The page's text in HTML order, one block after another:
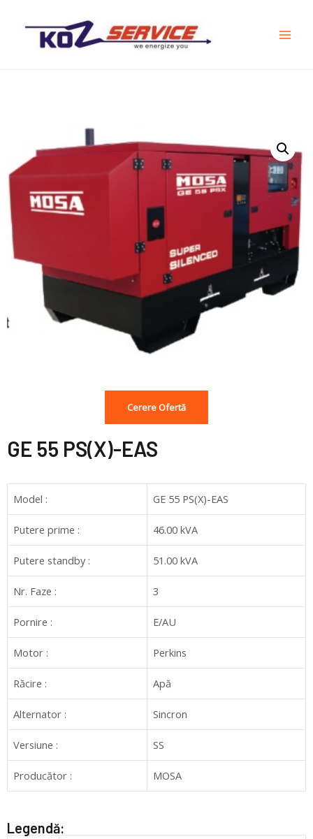
Cerere Ofertă
GE 55 PS(X)-EAS
Model : GE 55 PS(X)-EAS
Putere prime : 46.00 kVA
Putere standby : 51.00 kVA
Nr. Faze : 3
Pornire : E/AU
Motor : Perkins
Răcire : Apă
Alternator : Sincron
Versiune : SS
Producător : MOSA
Legendă: